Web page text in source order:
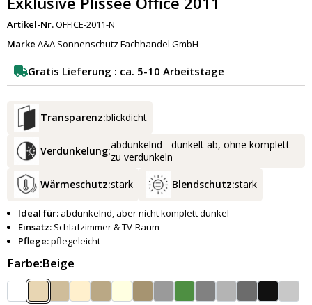
Artikel-Nr.OFFICE-2011-N
Marke A&A Sonnenschutz Fachhandel GmbH
Gratis Lieferung : ca. 5-10 Arbeitstage
Transparenz:blickdicht
Verdunkelung:abdunkelnd - dunkelt ab, ohne komplett
zu verdunkeln
Wärmeschutz:stark Blendschutz:stark
Ideal für: abdunkelnd, aber nicht komplett dunkel
Einsatz: Schlafzimmer & TV-Raum
Pflege:pflegeleicht
Farbe:Beige